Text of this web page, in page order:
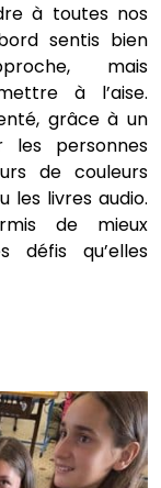
à toutes nos
sentis bien
mais
à l’aise.
grâce à un
les personnes
de couleurs
les livres audio.
de mieux
défis qu’elles